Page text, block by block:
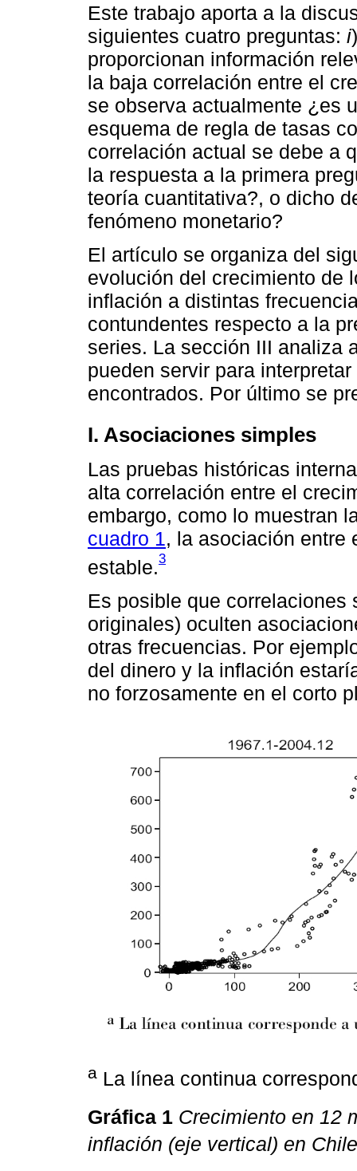
Este trabajo aporta a la
siguientes cuatro preguntas: i
proporcionan información
la baja correlación entre el
se observa actualmente ¿es
esquema de regla de tasas
correlación actual se debe a
la respuesta a la primera
teoría cuantitativa?, o dicho
fenómeno monetario?
El artículo se organiza del
evolución del crecimiento de
inflación a distintas
contundentes respecto a la
series. La sección III analiza
pueden servir para
encontrados. Por último se
I. Asociaciones simples
Las pruebas históricas
alta correlación entre el
embargo, como lo muestran
cuadro 1, la asociación entre
estable.3
Es posible que
originales) oculten
otras frecuencias. Por
del dinero y la inflación
no forzosamente en el corto
a La línea continua
Gráfica 1 Crecimiento en 12
inflación (eje vertical) en